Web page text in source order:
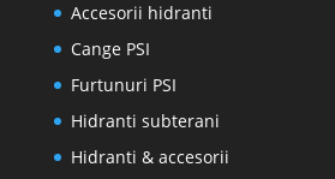
Accesorii hidranti
Cange PSI
Furtunuri PSI
Hidranti subterani
Hidranti & accesorii